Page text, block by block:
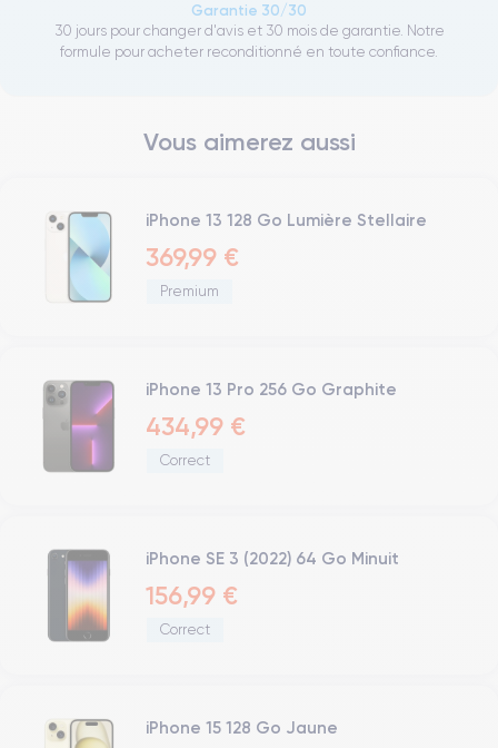
Garantie 30/30
30 jours pour changer d'avis et 30 mois de garantie. Notre
formule pour acheter reconditionné en toute confiance.
Vous aimerez aussi
iPhone 13 128 Go Lumière Stellaire
369,99 €
Premium
iPhone 13 Pro 256 Go Graphite
434,99 €
Correct
iPhone SE 3 (2022) 64 Go Minuit
156,99 €
Correct
iPhone 15 128 Go Jaune